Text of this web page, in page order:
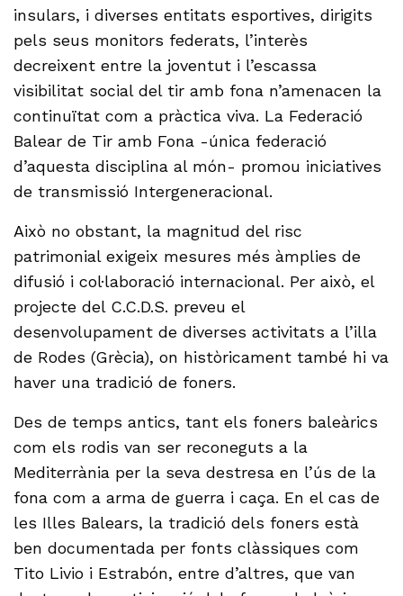
insulars, i diverses entitats esportives, dirigits
pels seus monitors federats, l’interès
decreixent entre la joventut i l’escassa
visibilitat social del tir amb fona n’amenacen la
continuïtat com a pràctica viva. La Federació
Balear de Tir amb Fona -única federació
d’aquesta disciplina al món- promou iniciatives
de transmissió Intergeneracional.
Això no obstant, la magnitud del risc
patrimonial exigeix ​​mesures més àmplies de
difusió i col·laboració internacional. Per això, el
projecte del C.C.D.S. preveu el
desenvolupament de diverses activitats a l’illa
de Rodes (Grècia), on històricament també hi va
haver una tradició de foners.
Des de temps antics, tant els foners baleàrics
com els rodis van ser reconeguts a la
Mediterrània per la seva destresa en l’ús de la
fona com a arma de guerra i caça. En el cas de
les Illes Balears, la tradició dels foners està
ben documentada per fonts clàssiques com
Tito Livio i Estrabón, entre d’altres, que van